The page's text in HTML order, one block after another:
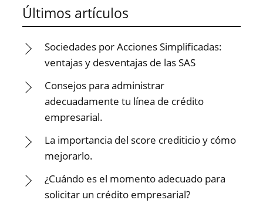
Últimos artículos
Sociedades por Acciones Simplificadas:
ventajas y desventajas de las SAS
Consejos para administrar
adecuadamente tu línea de crédito
empresarial.
La importancia del score crediticio y cómo
mejorarlo.
¿Cuándo es el momento adecuado para
solicitar un crédito empresarial?